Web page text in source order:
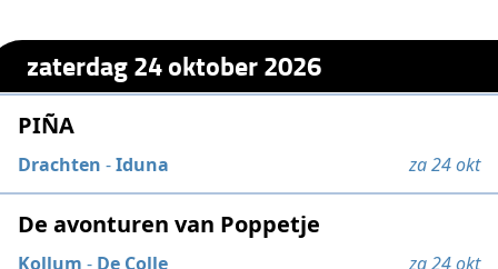
zaterdag 24 oktober 2026
PIÑA
Drachten -Iduna za 24 okt
De avonturen van Poppetje
Kollum - De Colle za 24 okt